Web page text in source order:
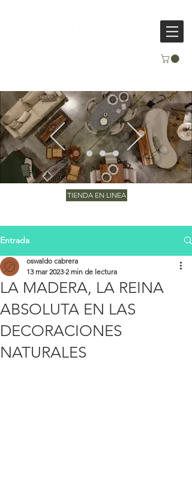
TIENDA EN LINEA
Entrada
LA MADERA, LA REINA
ABSOLUTA EN LAS
DECORACIONES
NATURALES
oswaldo cabrera
13 mar 2023 2 min de lectura